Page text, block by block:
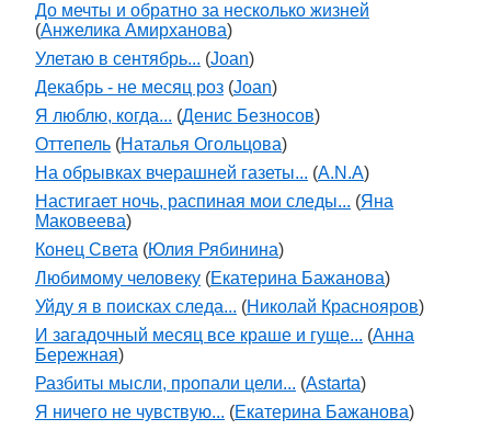
До мечты и обратно за несколько жизней
(Анжелика Амирханова)
Улетаю в сентябрь... (Joan)
Декабрь - не месяц роз (Joan)
Я люблю, когда... (Денис Безносов)
Оттепель (Наталья Огольцова)
На обрывках вчерашней газеты... (A.N.A)
Настигает ночь, распиная мои следы... (Яна
Маковеева)
Конец Света (Юлия Рябинина)
Любимому человеку (Екатерина Бажанова)
Уйду я в поисках следа... (Николай Краснояров)
И загадочный месяц все краше и гуще... (Анна
Бережная)
Разбиты мысли, пропали цели... (Astarta)
Я ничего не чувствую... (Екатерина Бажанова)